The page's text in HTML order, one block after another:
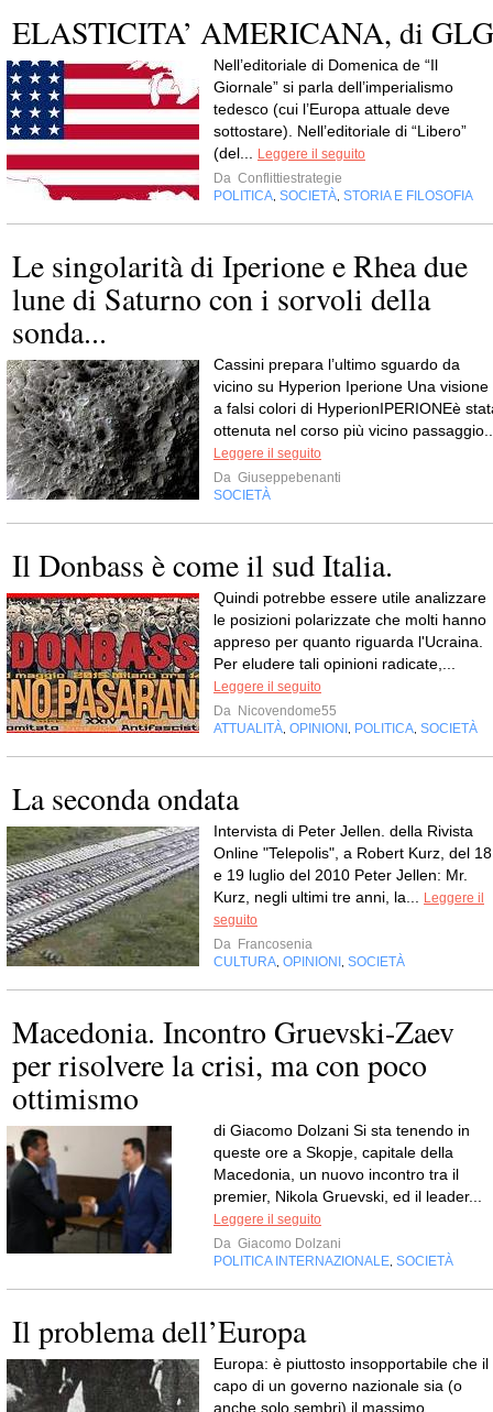
ELASTICITA’ AMERICANA, di GLG
Nell’editoriale di Domenica de “Il
Giornale” si parla dell’imperialismo
tedesco (cui l’Europa attuale deve
sottostare). Nell’editoriale di “Libero”
(del...
Leggere il seguito
Da Conflittiestrategie
POLITICA SOCIETÀ STORIA E FILOSOFIA
Le singolarità di Iperione e Rhea due
lune di Saturno con i sorvoli della
sonda...
Cassini prepara l’ultimo sguardo da
vicino su Hyperion Iperione Una visione
a falsi colori di HyperionIPERIONEè
ottenuta nel corso più vicino
Leggere il seguito
Da Giuseppebenanti
SOCIETÀ
Il Donbass è come il sud Italia.
Quindi potrebbe essere utile analizzare
le posizioni polarizzate che molti hanno
appreso per quanto riguarda l'Ucraina.
Per eludere tali opinioni radicate,...
Leggere il seguito
Da Nicovendome55
ATTUALITÀ OPINIONI POLITICA SOCIETÀ
La seconda ondata
Intervista di Peter Jellen. della Rivista
Online "Telepolis", a Robert Kurz, del 18
e 19 luglio del 2010 Peter Jellen: Mr.
Kurz, negli ultimi tre anni, la...
Leggere il
seguito
Da Francosenia
CULTURA OPINIONI SOCIETÀ
Macedonia. Incontro Gruevski-Zaev
per risolvere la crisi, ma con poco
ottimismo
di Giacomo Dolzani Si sta tenendo in
queste ore a Skopje, capitale della
Macedonia, un nuovo incontro tra il
premier, Nikola Gruevski, ed il leader...
Leggere il seguito
Da Giacomo Dolzani
POLITICA INTERNAZIONALE SOCIETÀ
Il problema dell’Europa
Europa: è piuttosto insopportabile che il
capo di un governo nazionale sia (o
anche solo sembri) il massimo